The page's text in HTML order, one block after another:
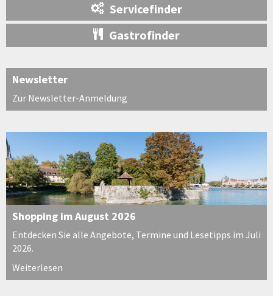
Servicefinder
Gastrofinder
Newsletter
Zur Newsletter-Anmeldung
Shopping im August 2026
Entdecken Sie alle Angebote, Termine und Lesetipps im Juli
2026.
Weiterlesen